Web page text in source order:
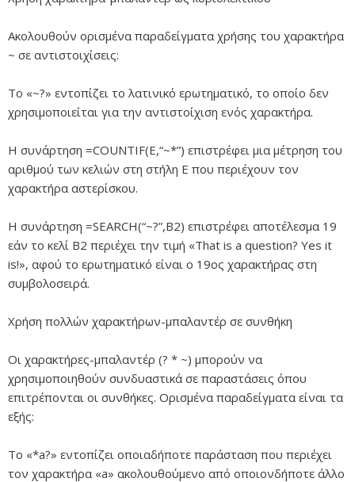
Ακολουθούν ορισμένα παραδείγματα χρήσης του χαρακτήρα
~ σε αντιστοιχίσεις:
Το «~?» εντοπίζει το λατινικό ερωτηματικό, το οποίο δεν
χρησιμοποιείται για την αντιστοίχιση ενός χαρακτήρα.
Η συνάρτηση =COUNTIF(E,“~*”) επιστρέφει μια μέτρηση του
αριθμού των κελιών στη στήλη E που περιέχουν τον
χαρακτήρα αστερίσκου.
Η συνάρτηση =SEARCH(“~?”,B2) επιστρέφει αποτέλεσμα 19
εάν το κελί B2 περιέχει την τιμή «That is a question? Yes it
is!», αφού το ερωτηματικό είναι ο 19ος χαρακτήρας στη
συμβολοσειρά.
Χρήση πολλών χαρακτήρων-μπαλαντέρ σε συνθήκη
Οι χαρακτήρες-μπαλαντέρ (? * ~) μπορούν να
χρησιμοποιηθούν συνδυαστικά σε παραστάσεις όπου
επιτρέπονται οι συνθήκες. Ορισμένα παραδείγματα είναι τα
εξής:
Το «*a?» εντοπίζει οποιαδήποτε παράσταση που περιέχει
τον χαρακτήρα «a» ακολουθούμενο από οποιονδήποτε άλλο